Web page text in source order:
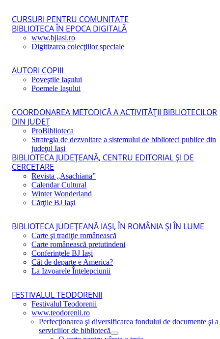
CURSURI PENTRU COMUNITATE
BIBLIOTECA ÎN EPOCA DIGITALĂ
www.bjiasi.ro
Digitizarea colecţiilor speciale
AUTORI COPIII
Poveştile Iaşului
Poemele Iaşului
COORDONAREA METODICĂ A ACTIVITĂŢII BIBLIOTECILOR
DIN JUDEŢ
ProBiblioteca
Strategia de dezvoltare a sistemului de biblioteci publice din
judeţul Iaşi
BIBLIOTECA JUDEŢEANĂ, CENTRU EDITORIAL ŞI DE
CERCETARE
Revista „Asachiana”
Calendar Cultural
Winter Wonderland
Cărţile BJ Iaşi
BIBLIOTECA JUDEŢEANĂ IAŞI, ÎN ROMÂNIA ŞI ÎN LUME
Carte şi tradiţie românească
Carte românească pretutindeni
Conferințele BJ Iași
Cât de departe e America?
La Izvoarele Înţelepciunii
FESTIVALUL TEODORENII
Festivalul Teodorenii
www.teodorenii.ro
Perfecţionarea şi diversificarea fondului de documente şi a
serviciilor de bibliotecă